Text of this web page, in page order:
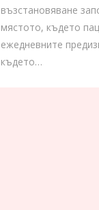
възстановяване
мястото, където
ежедневните
където…